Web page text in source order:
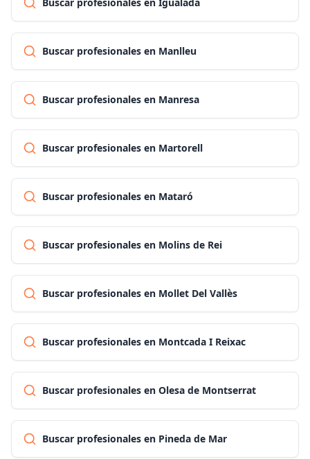
Buscar profesionales en Manlleu
Buscar profesionales en Manresa
Buscar profesionales en Martorell
Buscar profesionales en Mataró
Buscar profesionales en Molins de Rei
Buscar profesionales en Mollet Del Vallès
Buscar profesionales en Montcada I Reixac
Buscar profesionales en Olesa de Montserrat
Buscar profesionales en Pineda de Mar